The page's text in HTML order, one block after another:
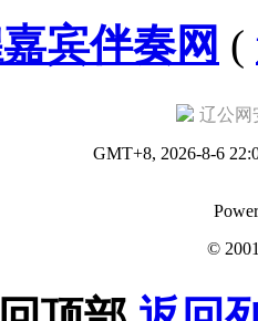
宾伴奏网 (
辽公网
GMT+8, 2026-8-6
©